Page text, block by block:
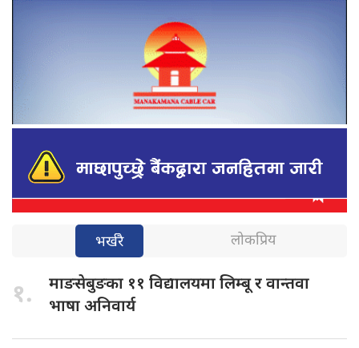
भर्खरै लोकप्रिय
१. माङसेबुङका ११ विद्यालयमा लिम्बू र वान्तवा
भाषा अनिवार्य